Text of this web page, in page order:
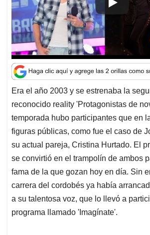
p
k
n
Era el año 2003 y se estrenaba la
reconocido reality 'Protagonistas de
temporada hubo participantes que en
figuras públicas, como fue el caso de
su actual pareja, Cristina Hurtado. El
se convirtió en el trampolín de ambos
fama de la que gozan hoy en día. Sin
carrera del cordobés ya había
a su talentosa voz, que lo llevó a
programa llamado 'Imagínate'.